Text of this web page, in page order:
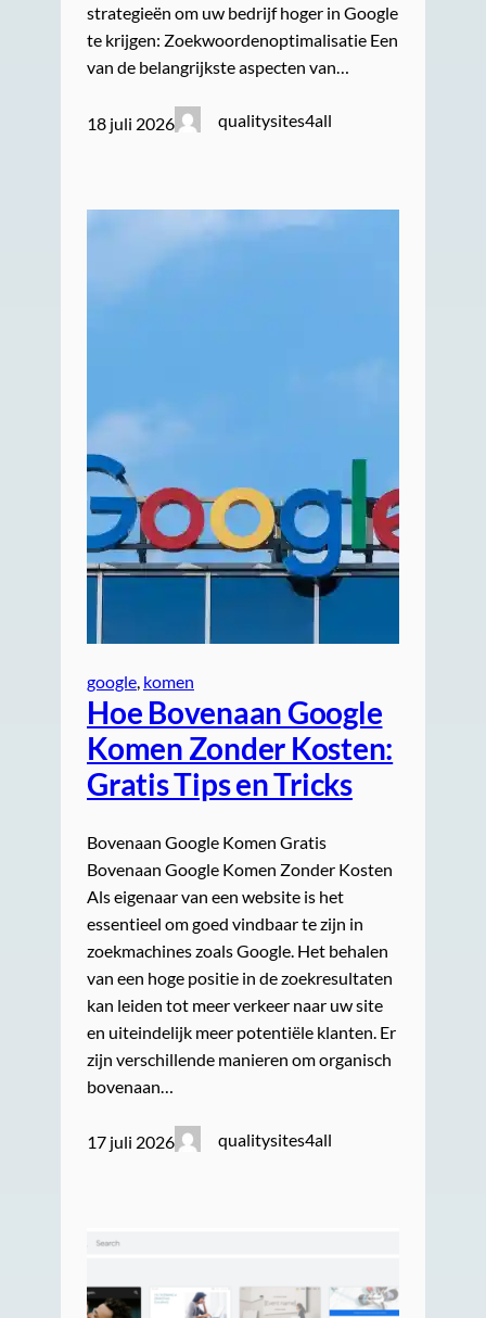
strategieën om uw bedrijf hoger in Google
te krijgen: Zoekwoordenoptimalisatie Een
van de belangrijkste aspecten van…
18 juli 2026 qualitysites4all
google komen
Hoe Bovenaan Google
Komen Zonder Kosten:
Gratis Tips en Tricks
Bovenaan Google Komen Gratis
Bovenaan Google Komen Zonder Kosten
Als eigenaar van een website is het
essentieel om goed vindbaar te zijn in
zoekmachines zoals Google. Het behalen
van een hoge positie in de zoekresultaten
kan leiden tot meer verkeer naar uw site
en uiteindelijk meer potentiële klanten. Er
zijn verschillende manieren om organisch
bovenaan…
17 juli 2026 qualitysites4all